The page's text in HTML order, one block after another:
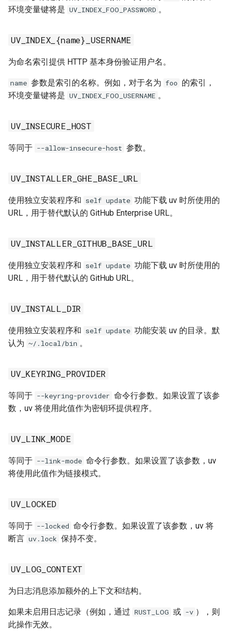
UV_REQUEST_TIMEOUT
UV_REQUIRE_HASHES
UV_RESOLUTION
UV_STACK_SIZE
UV_UNMANAGED_INSTALL
UV_VENV_SEED
外部定义的变量
ALL_PROXY
BASH_VERSION
CLICOLOR_FORCE
COLUMNS
CONDA_DEFAULT_ENV
FORCE_COLOR
GITHUB_ACTIONS
HOME
HTTPS_PROXY
环境变量键将是 UV_INDEX_FOO_PASSWORD 。
UV_INDEX_{name}_USERNAME
为命名索引提供 HTTP 基本身份验证用户名。
name 参数是索引的名称。例如，对于名为 foo 的索引，
环境变量键将是 UV_INDEX_FOO_USERNAME 。
UV_INSECURE_HOST
等同于 --allow-insecure-host 参数。
UV_INSTALLER_GHE_BASE_URL
使用独立安装程序和 self update 功能下载 uv 时所使用的
URL，用于替代默认的 GitHub Enterprise URL。
UV_INSTALLER_GITHUB_BASE_URL
使用独立安装程序和 self update 功能下载 uv 时所使用的
URL，用于替代默认的 GitHub URL。
UV_INSTALL_DIR
使用独立安装程序和 self update 功能安装 uv 的目录。默
认为 ~/.local/bin 。
UV_KEYRING_PROVIDER
等同于 --keyring-provider 命令行参数。如果设置了该参
数，uv 将使用此值作为密钥环提供程序。
UV_LINK_MODE
等同于 --link-mode 命令行参数。如果设置了该参数，uv
将使用此值作为链接模式。
UV_LOCKED
等同于 --locked 命令行参数。如果设置了该参数，uv 将
断言 uv.lock 保持不变。
UV_LOG_CONTEXT
为日志消息添加额外的上下文和结构。
如果未启用日志记录（例如，通过 RUST_LOG 或 -v ），则
此操作无效。